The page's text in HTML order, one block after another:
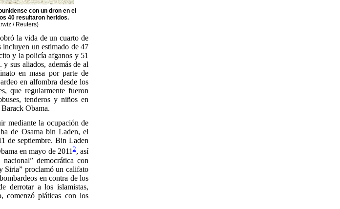
con un dron en el
40 resultaron heridos.
/ Reuters)
la vida de un cuarto de
incluyen un estimado de 47
y la policía afganos y 51
sus aliados, además de al
en masa por parte de
en alfombra desde los
que regularmente fueron
tenderos y niños en
Obama.
mediante la ocupación de
de Osama bin Laden, el
de septiembre. Bin Laden
en mayo de 20112, así
democrática con
Siria” proclamó un califato
en contra de los
derrotar a los islamistas,
comenzó pláticas con los